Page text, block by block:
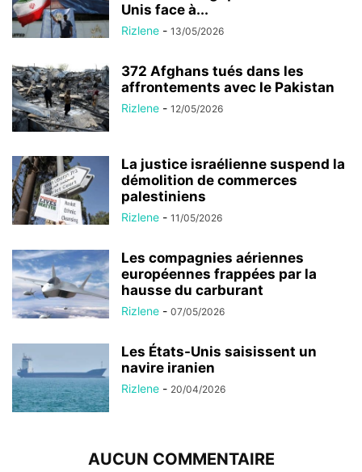
Unis face à...
Rizlene - 13/05/2026
372 Afghans tués dans les
affrontements avec le Pakistan
Rizlene - 12/05/2026
La justice israélienne suspend la
démolition de commerces
palestiniens
Rizlene - 11/05/2026
Les compagnies aériennes
européennes frappées par la
hausse du carburant
Rizlene - 07/05/2026
Les États-Unis saisissent un
navire iranien
Rizlene - 20/04/2026
AUCUN COMMENTAIRE